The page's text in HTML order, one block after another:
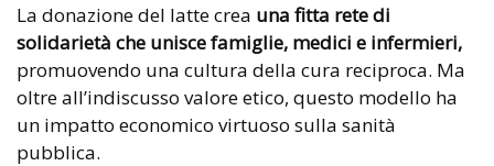
La donazione del latte crea una fitta rete di
solidarietà che unisce famiglie, medici e infermieri,
promuovendo una cultura della cura reciproca. Ma
oltre all’indiscusso valore etico, questo modello ha
un impatto economico virtuoso sulla sanità
pubblica.